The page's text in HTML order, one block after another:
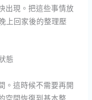
出現。把這些事情放
上回家後的整理壓
態
。這時候不需要再開